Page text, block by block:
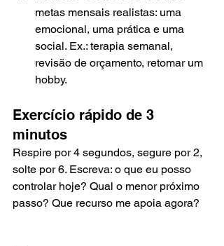
metas mensais realistas: uma
emocional, uma prática e uma
social. Ex.: terapia semanal,
revisão de orçamento, retomar um
hobby.
Exercício rápido de 3
minutos
Respire por 4 segundos, segure por 2,
solte por 6. Escreva: o que eu posso
controlar hoje? Qual o menor próximo
passo? Que recurso me apoia agora?